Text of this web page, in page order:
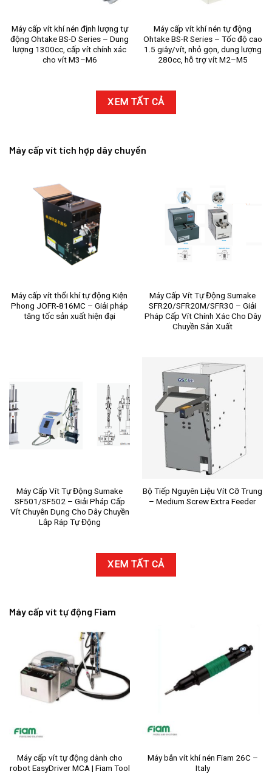
Máy cấp vít khí nén định lượng tự
động Ohtake BS-D Series – Dung
lượng 1300cc, cấp vít chính xác
cho vít M3–M6
Máy cấp vít khí nén tự động
Ohtake BS-R Series – Tốc độ cao
1.5 giây/vít, nhỏ gọn, dung lượng
280cc, hỗ trợ vít M2–M5
XEM TẤT CẢ
Máy cấp vít tích hợp dây chuyền
Máy cấp vít thổi khí tự động Kiện
Phong JOFR-816MC – Giải pháp
tăng tốc sản xuất hiện đại
Máy Cấp Vít Tự Động Sumake
SFR20/SFR20M/SFR30 – Giải
Pháp Cấp Vít Chính Xác Cho Dây
Chuyền Sản Xuất
Máy Cấp Vít Tự Động Sumake
SF501/SF502 – Giải Pháp Cấp
Vít Chuyên Dụng Cho Dây Chuyền
Lắp Ráp Tự Động
Bộ Tiếp Nguyên Liệu Vít Cỡ Trung
– Medium Screw Extra Feeder
XEM TẤT CẢ
Máy cấp vít tự động Fiam
Máy cấp vít tự động dành cho
robot EasyDriver MCA | Fiam Tool
Máy bắn vít khí nén Fiam 26C –
Italy